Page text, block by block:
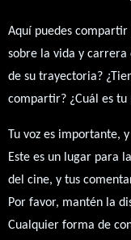
Aquí puedes compartir
sobre la vida y carrera
de su trayectoria?
compartir? ¿Cuál es tu
Tu voz es importante,
Este es un lugar para
del cine, y tus
Por favor, mantén la
Cualquier forma de